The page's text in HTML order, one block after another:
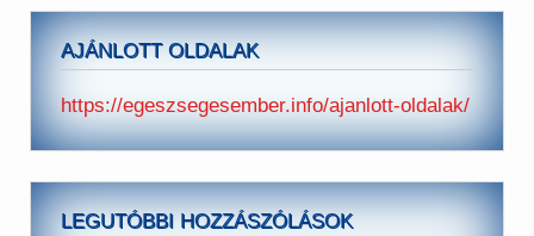
AJÁNLOTT OLDALAK
https://egeszsegesember.info/ajanlott-oldalak/
LEGUTÓBBI HOZZÁSZÓLÁSOK